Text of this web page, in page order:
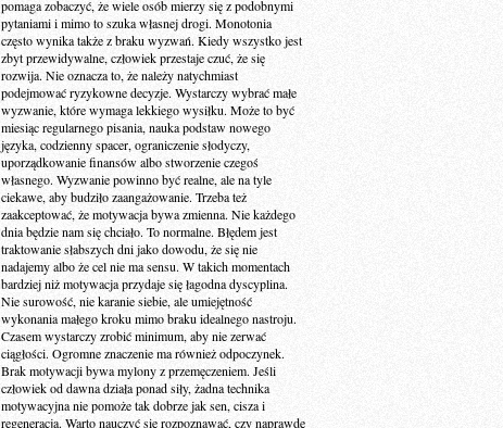
pomaga zobaczyć, że wiele osób mierzy się z podobnymi
pytaniami i mimo to szuka własnej drogi. Monotonia
często wynika także z braku wyzwań. Kiedy wszystko jest
zbyt przewidywalne, człowiek przestaje czuć, że się
rozwija. Nie oznacza to, że należy natychmiast
podejmować ryzykowne decyzje. Wystarczy wybrać małe
wyzwanie, które wymaga lekkiego wysiłku. Może to być
miesiąc regularnego pisania, nauka podstaw nowego
języka, codzienny spacer, ograniczenie słodyczy,
uporządkowanie finansów albo stworzenie czegoś
własnego. Wyzwanie powinno być realne, ale na tyle
ciekawe, aby budziło zaangażowanie. Trzeba też
zaakceptować, że motywacja bywa zmienna. Nie każdego
dnia będzie nam się chciało. To normalne. Błędem jest
traktowanie słabszych dni jako dowodu, że się nie
nadajemy albo że cel nie ma sensu. W takich momentach
bardziej niż motywacja przydaje się łagodna dyscyplina.
Nie surowość, nie karanie siebie, ale umiejętność
wykonania małego kroku mimo braku idealnego nastroju.
Czasem wystarczy zrobić minimum, aby nie zerwać
ciągłości. Ogromne znaczenie ma również odpoczynek.
Brak motywacji bywa mylony z przemęczeniem. Jeśli
człowiek od dawna działa ponad siły, żadna technika
motywacyjna nie pomoże tak dobrze jak sen, cisza i
regeneracja. Warto nauczyć się rozpoznawać, czy naprawdę